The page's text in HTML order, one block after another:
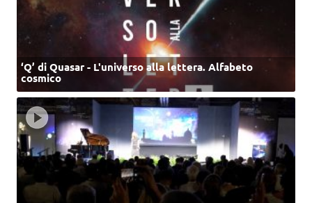
‘Q’ di Quasar - L'universo alla lettera. Alfabeto
cosmico